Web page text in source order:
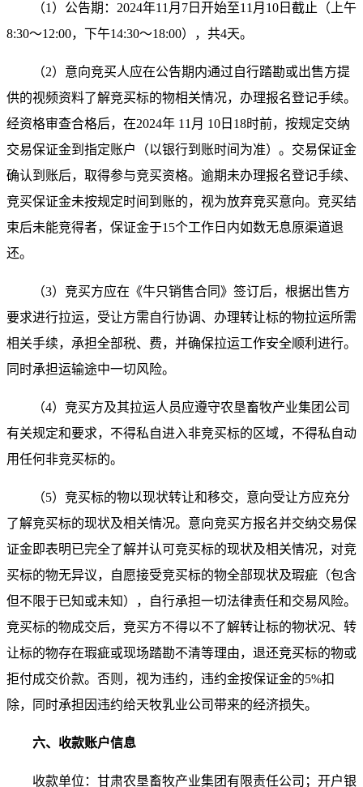
（1）公告期：2024年11月7日开始至11月10日截止（上午
8:30～12:00，下午14:30～18:00），共4天。
（2）意向竞买人应在公告期内通过自行踏勘或出售方提
供的视频资料了解竞买标的物相关情况，办理报名登记手续。
经资格审查合格后，在2024年 11月 10日18时前，按规定交纳
交易保证金到指定账户（以银行到账时间为准）。交易保证金
确认到账后，取得参与竞买资格。逾期未办理报名登记手续、
竞买保证金未按规定时间到账的，视为放弃竞买意向。竞买结
束后未能竞得者，保证金于15个工作日内如数无息原渠道退
还。
（3）竞买方应在《牛只销售合同》签订后，根据出售方
要求进行拉运，受让方需自行协调、办理转让标的物拉运所需
相关手续，承担全部税、费，并确保拉运工作安全顺利进行。
同时承担运输途中一切风险。
（4）竞买方及其拉运人员应遵守农垦畜牧产业集团公司
有关规定和要求，不得私自进入非竞买标的区域，不得私自动
用任何非竞买标的。
（5）竞买标的物以现状转让和移交，意向受让方应充分
了解竞买标的现状及相关情况。意向竞买方报名并交纳交易保
证金即表明已完全了解并认可竞买标的现状及相关情况，对竞
买标的物无异议，自愿接受竞买标的物全部现状及瑕疵（包含
但不限于已知或未知），自行承担一切法律责任和交易风险。
竞买标的物成交后，竞买方不得以不了解转让标的物状况、转
让标的物存在瑕疵或现场踏勘不清等理由，退还竞买标的物或
拒付成交价款。否则，视为违约，违约金按保证金的5%扣
除，同时承担因违约给天牧乳业公司带来的经济损失。
六、收款账户信息
收款单位：甘肃农垦畜牧产业集团有限责任公司；开户银